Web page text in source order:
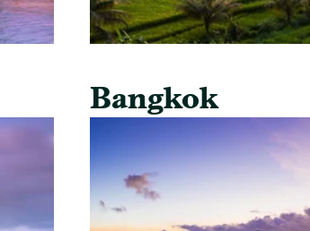
Bangkok